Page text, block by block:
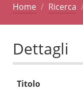
Home Ricerca
Dettagli
Titolo